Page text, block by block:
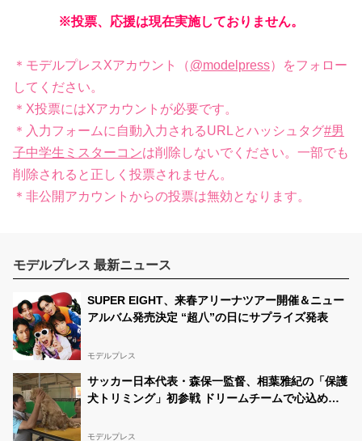
※投票、応援は現在実施しておりません。
＊モデルプレスXアカウント（@modelpress）をフォロー
してください。
＊X投票にはXアカウントが必要です。
＊入力フォームに自動入力されるURLとハッシュタグ#男
子中学生ミスターコンは削除しないでください。一部でも
削除されると正しく投票されません。
＊非公開アカウントからの投票は無効となります。
モデルプレス 最新ニュース
SUPER EIGHT、来春アリーナツアー開催＆ニュー
アルバム発売決定 “超八”の日にサプライズ発表
モデルプレス
サッカー日本代表・森保一監督、相葉雅紀の「保護
犬トリミング」初参戦 ドリームチームで心込めて
モデルプレス